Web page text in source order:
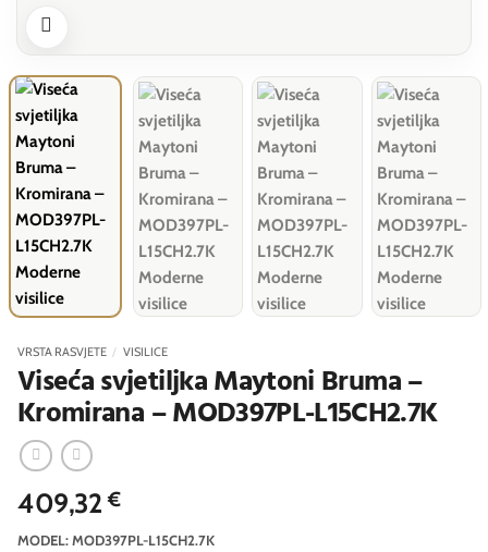
VRSTA RASVJETE / VISILICE
Viseća svjetiljka Maytoni Bruma –
Kromirana – MOD397PL-L15CH2.7K
409,32€
MODEL: MOD397PL-L15CH2.7K